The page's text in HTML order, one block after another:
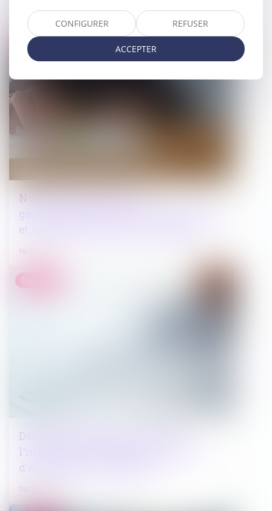
16/02/2023
Nullité de la mesure de
géolocalisation : qualité à agir du tiers
et lieux d’installation du dispositif
16/02/2023
Droit pénal
Délit de banqueroute et inaction :
l’infraction est caractérisée en cas
d’agissements frauduleux
15/02/2023
CONFIGURER REFUSER
ACCEPTER